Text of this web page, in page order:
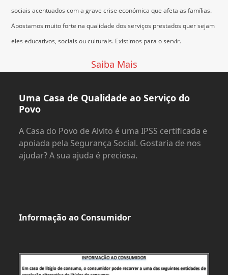
sociais acentuados com a grave crise económica que afeta as famílias.
Apostamos muito forte na qualidade dos serviços prestados quer sejam
eles educativos, sociais ou culturais. Existimos para o servir.
Saiba Mais
Uma Casa de Qualidade ao Serviço do
Povo
A Casa do Povo de Alvito é uma IPSS certificada e
apoiada pela Segurança Social. Gostaria de nos
ajudar? A sua ajuda é preciosa.
Informação ao Consumidor